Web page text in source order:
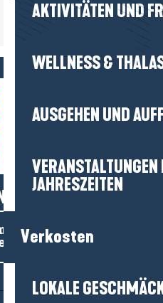
AKTIVITÄTEN UND
WELLNESS &
AUSGEHEN UND
JAHRESZEITEN
Verkosten
LOKALE
NEUIGKEITEN!
für den
an